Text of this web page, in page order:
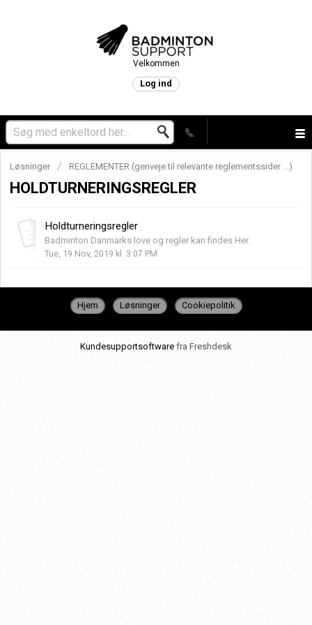
Velkommen
Log ind
Løsninger REGLEMENTER (genveje til relevante reglementssider ...)
HOLDTURNERINGSREGLER
Holdturneringsregler
Badminton Danmarks love og regler kan findes Her.
Tue, 19 Nov, 2019 kl. 3:07 PM
Hjem Løsninger Cookiepolitik
Kundesupportsoftware fra Freshdesk